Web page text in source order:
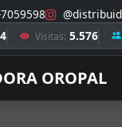
Visitas: 5.576
OROPAL